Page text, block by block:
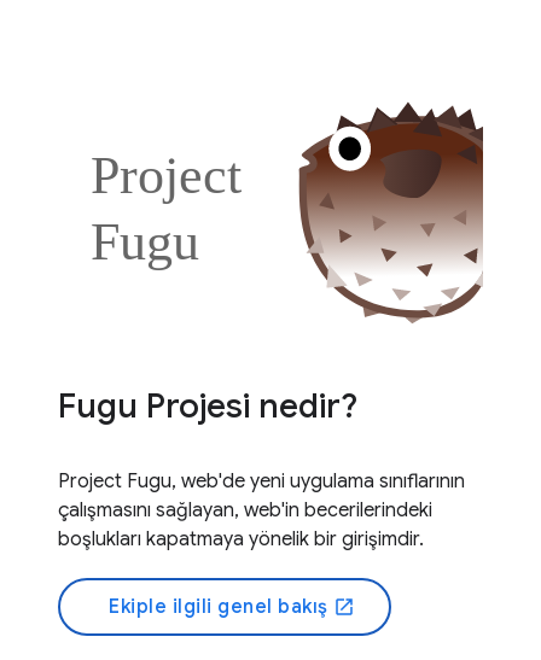
Fugu Projesi nedir?
Project Fugu, web'de yeni uygulama sınıflarının
çalışmasını sağlayan, web'in becerilerindeki
boşlukları kapatmaya yönelik bir girişimdir.
Ekiple ilgili genel bakış open_in_new